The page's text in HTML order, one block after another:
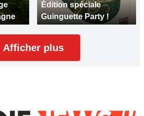
Édition spéciale
Guinguette Party !
Afficher plus